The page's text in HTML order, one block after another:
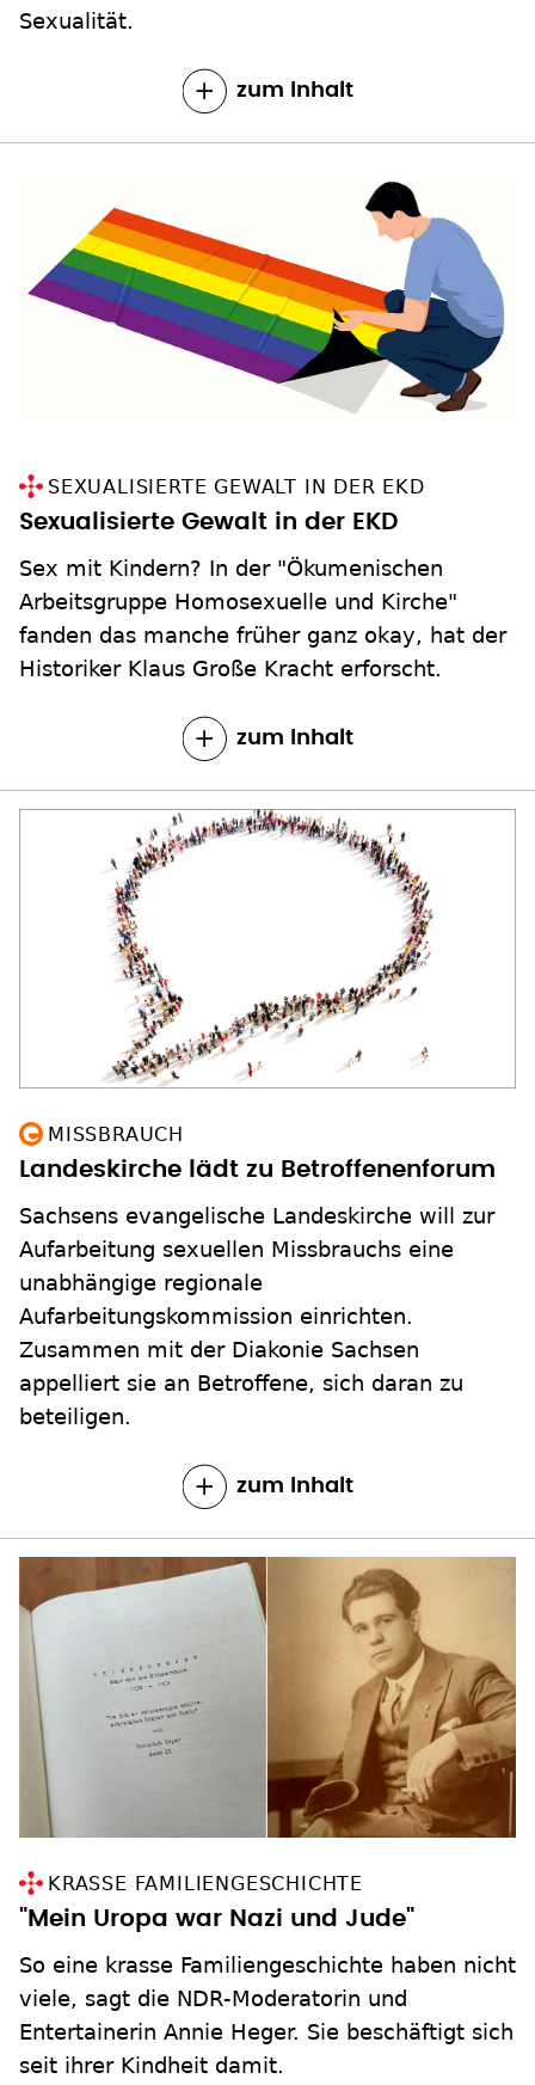
Sexualität.
zum Inhalt
SEXUALISIERTE GEWALT IN DER EKD
Sexualisierte Gewalt in der EKD
Sex mit Kindern? In der "Ökumenischen
Arbeitsgruppe Homosexuelle und Kirche"
fanden das manche früher ganz okay, hat der
Historiker Klaus Große Kracht erforscht.
zum Inhalt
MISSBRAUCH
Landeskirche lädt zu Betroffenenforum
Sachsens evangelische Landeskirche will zur
Aufarbeitung sexuellen Missbrauchs eine
unabhängige regionale
Aufarbeitungskommission einrichten.
Zusammen mit der Diakonie Sachsen
appelliert sie an Betroffene, sich daran zu
beteiligen.
zum Inhalt
KRASSE FAMILIENGESCHICHTE
"Mein Uropa war Nazi und Jude"
So eine krasse Familiengeschichte haben nicht
viele, sagt die NDR-Moderatorin und
Entertainerin Annie Heger. Sie beschäftigt sich
seit ihrer Kindheit damit.